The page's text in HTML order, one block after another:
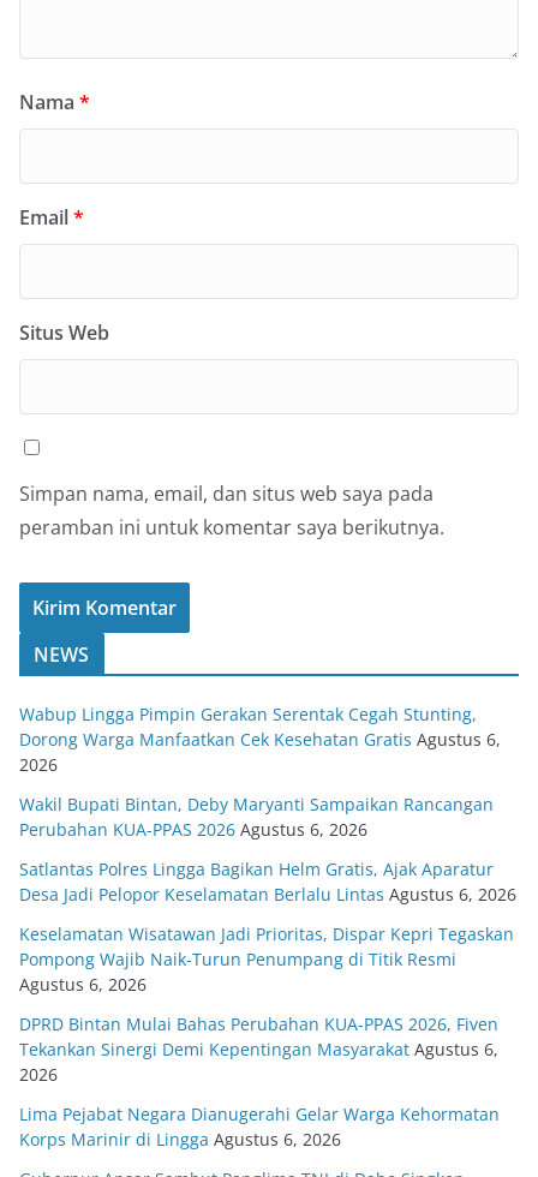
Nama *
Email*
Situs Web
Simpan nama, email, dan situs web saya pada
peramban ini untuk komentar saya berikutnya.
NEWS
Wabup Lingga Pimpin Gerakan Serentak Cegah Stunting,
Dorong Warga Manfaatkan Cek Kesehatan Gratis Agustus 6,
2026
Wakil Bupati Bintan, Deby Maryanti Sampaikan Rancangan
Perubahan KUA-PPAS 2026 Agustus 6, 2026
Satlantas Polres Lingga Bagikan Helm Gratis, Ajak Aparatur
Desa Jadi Pelopor Keselamatan Berlalu Lintas Agustus 6, 2026
Keselamatan Wisatawan Jadi Prioritas, Dispar Kepri Tegaskan
Pompong Wajib Naik-Turun Penumpang di Titik Resmi
Agustus 6, 2026
DPRD Bintan Mulai Bahas Perubahan KUA-PPAS 2026, Fiven
Tekankan Sinergi Demi Kepentingan Masyarakat Agustus 6,
2026
Lima Pejabat Negara Dianugerahi Gelar Warga Kehormatan
Korps Marinir di Lingga Agustus 6, 2026